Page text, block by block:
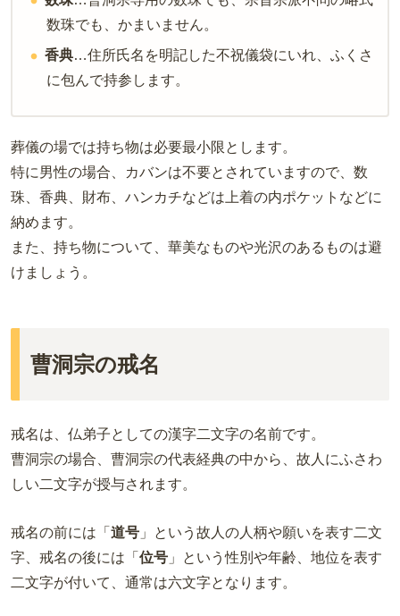
数珠でも、かまいません。
香典…住所氏名を明記した不祝儀袋にいれ、ふくさ
に包んで持参します。
葬儀の場では持ち物は必要最小限とします。
特に男性の場合、カバンは不要とされていますので、数
珠、香典、財布、ハンカチなどは上着の内ポケットなどに
納めます。
また、持ち物について、華美なものや光沢のあるものは避
けましょう。
曹洞宗の戒名
戒名は、仏弟子としての漢字二文字の名前です。
曹洞宗の場合、曹洞宗の代表経典の中から、故人にふさわ
しい二文字が授与されます。
戒名の前には「 道号 」という故人の人柄や願いを表す二文
字、戒名の後には「 位号 」という性別や年齢、地位を表す
二文字が付いて、通常は六文字となります。